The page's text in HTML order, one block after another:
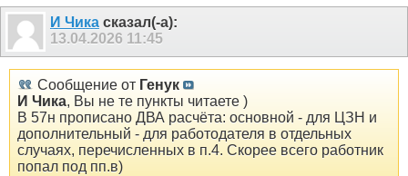
И Чика сказал(-а):
13.04.2026 11:45
Сообщение от Генук
И Чика, Вы не те пункты читаете )
В 57н прописано ДВА расчёта: основной - для ЦЗН и
дополнительный - для работодателя в отдельных
случаях, перечисленных в п.4. Скорее всего работник
попал под пп.в)